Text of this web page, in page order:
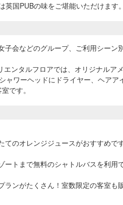
国PUBの味をご堪能いただけます。
子会などのグループ、ご利用シーン
ンタルフロアでは、オリジナルア
ャワーヘッドにドライヤー、ヘアア
です。
のオレンジジュースがおすすめです
ートまで無料のシャトルバスを利用
ランがたくさん！室数限定の客室も